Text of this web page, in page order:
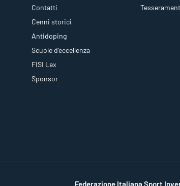
Contatti
Cenni storici
Antidoping
Scuole d'eccellenza
FISI Lex
Sponsor
Federazione Italiana Sport